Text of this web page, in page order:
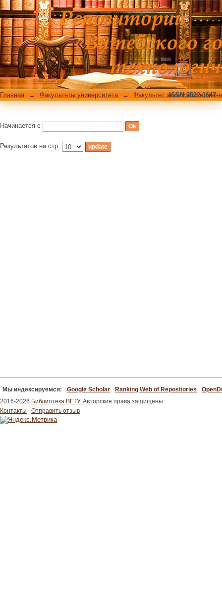
Фильтровать по: Теме
Главная → Факультеты университета → Факультет экономики и
ISSN 2522-1647
Начинается с
Результатов на стр.:
Мы индексируемся: Google Scholar Ranking Web of Repositories
2016-2026 Библиотека ВГТУ. Авторские права защищены.
Контакты
Отправить отзыв